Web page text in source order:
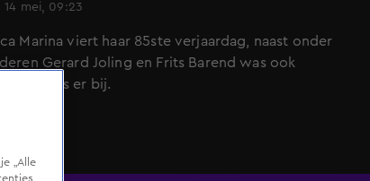
14 mei, 09:23
Marina viert haar 85ste verjaardag, naast onder
Gerard Joling en Frits Barend was ook
er bij.
„Alle